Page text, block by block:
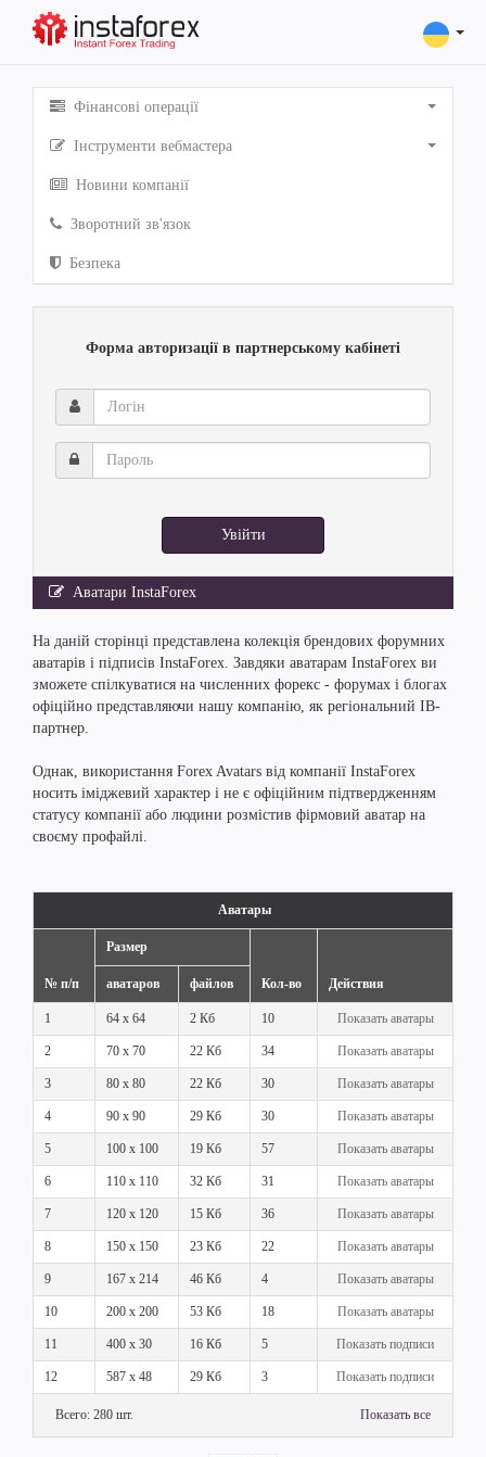
Фінансові операції
Інструменти вебмастера
Новини компанії
Зворотний зв'язок
Безпека
Форма авторизації в партнерському кабінеті
Логін
Пароль
Увійти
Аватари InstaForex
На даній сторінці представлена колекція брендових форумних
аватарів і підписів InstaForex. Завдяки аватарам InstaForex ви
зможете спілкуватися на численних форекс - форумах і блогах
офіційно представляючи нашу компанію, як регіональний IB-
партнер.
Однак, використання Forex Avatars від компанії InstaForex
носить іміджевий характер і не є офіційним підтвердженням
статусу компанії або людини розмістив фірмовий аватар на
своєму профайлі.
Аватары
№ п/п
Размер
Кол-во Действия
аватаров файлов
1 64 x 64 2 Кб 10 Показать аватары
2 70 x 70 22 Кб 34 Показать аватары
3 80 x 80 22 Кб 30 Показать аватары
4 90 x 90 29 Кб 30 Показать аватары
5 100 x 100 19 Кб 57 Показать аватары
6 110 x 110 32 Кб 31 Показать аватары
7 120 x 120 15 Кб 36 Показать аватары
8 150 x 150 23 Кб 22 Показать аватары
9 167 x 214 46 Кб 4 Показать аватары
10 200 x 200 53 Кб 18 Показать аватары
11 400 x 30 16 Кб 5 Показать подписи
12 587 x 48 29 Кб 3 Показать подписи
Всего: 280 шт. Показать все